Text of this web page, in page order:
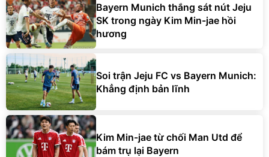
Bayern Munich thắng sát nút Jeju
SK trong ngày Kim Min-jae hồi
hương
Soi trận Jeju FC vs Bayern Munich:
Khẳng định bản lĩnh
Kim Min-jae từ chối Man Utd để
bám trụ lại Bayern